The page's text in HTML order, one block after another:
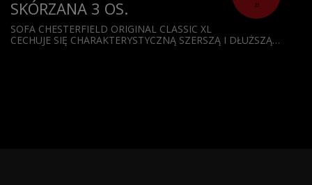
zł
SKÓRZANA 3 OS.
SOFA CHESTERFIELD ORIGINAL CLASSIC XL
CECHUJE SIĘ CHARAKTERYSTYCZNĄ SZERSZĄ I DŁUŻSZĄ…